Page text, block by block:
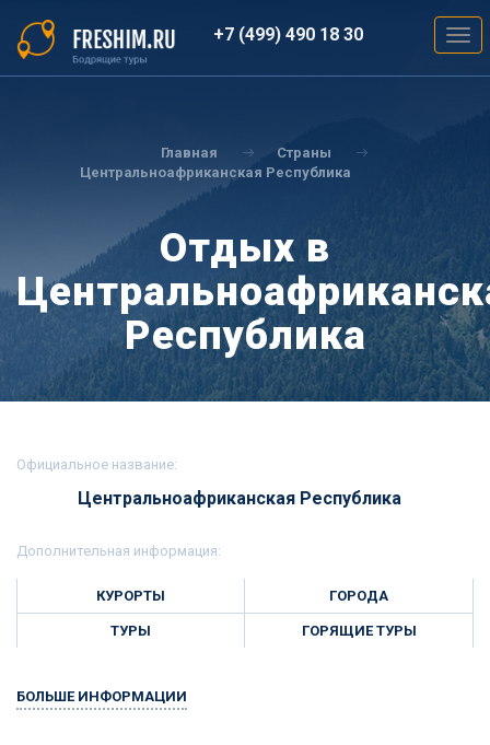
основному
содержанию
+7 (499) 490 18 30
Главная
Страны
Центральноафриканская Республика
Отдых в
Республика
Официальное название:
Центральноафриканская Республика
Дополнительная информация:
КУРОРТЫ ГОРОДА
ТУРЫ ГОРЯЩИЕ ТУРЫ
БОЛЬШЕ ИНФОРМАЦИИ